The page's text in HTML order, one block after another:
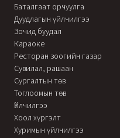
Баталгаат орчуулга
Дуудлагын үйлчилгээ
Зочид буудал
Караоке
Ресторан зоогийн газар
Сувилал, рашаан
Сургалтын төв
Тоглоомын төв
Үйлчилгээ
Хоол хүргэлт
Хуримын үйлчилгээ